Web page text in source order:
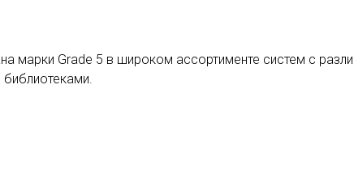
марки Grade 5 в широком ассортименте систем с